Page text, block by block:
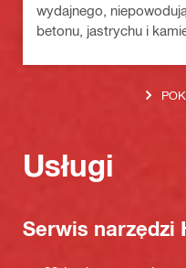
wydajnego,
betonu, jastrychu i
Usługi
Serwis narzędzi